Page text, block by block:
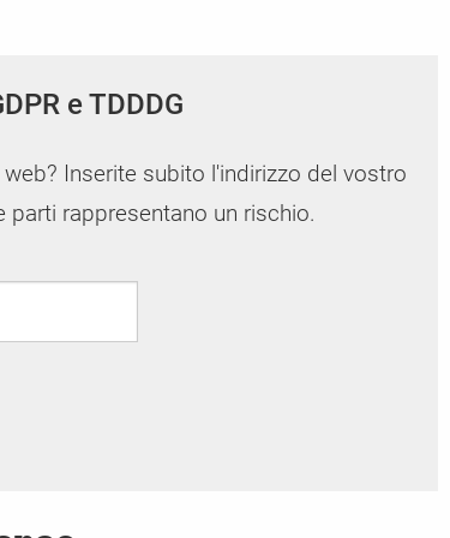
e TDDDG
Inserite subito l'indirizzo del vostro
rappresentano un rischio.